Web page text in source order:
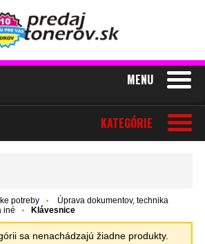
MENU
KATEGÓRIE
potreby
Úprava dokumentov, technika
iné
Klávesnice
sa nenachádzajú žiadne produkty.